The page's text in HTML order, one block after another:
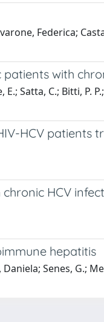
Federica;
with
Satta, C.; Bitti, P.
HCV patients
HCV
hepatitis
Senes, G.;